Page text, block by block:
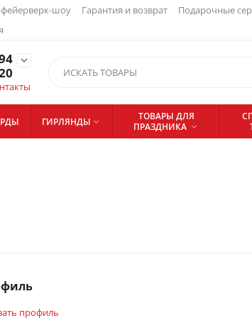
шоу Гарантия и возврат Подарочные
expand_more
ГИРЛЯНДЫ 
ТОВАРЫ ДЛЯ
ПРАЗДНИКА 
профиль